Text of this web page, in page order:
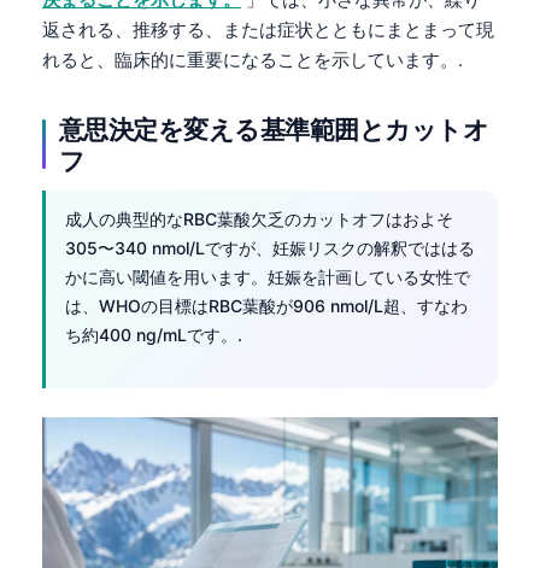
返される、推移する、または症状とともにまとまって現
れると、臨床的に重要になることを示しています。.
意思決定を変える基準範囲とカットオ
フ
成人の典型的なRBC葉酸欠乏のカットオフはおよそ
305〜340 nmol/Lですが、妊娠リスクの解釈でははる
かに高い閾値を用います。妊娠を計画している女性で
は、WHOの目標はRBC葉酸が906 nmol/L超、すなわ
ち約400 ng/mLです。.